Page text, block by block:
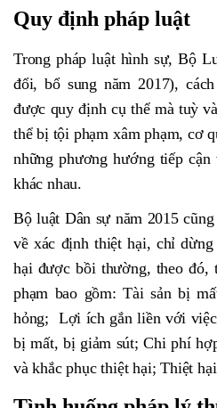
Quy định pháp luật
Trong pháp luật hình sự, Bộ
đổi, bổ sung năm 2017),
được quy định cụ thể mà tuỳ
thể bị tội phạm xâm phạm, cơ
những phương hướng tiếp
khác nhau.
Bộ luật Dân sự năm 2015
về xác định thiệt hại, chỉ
hại được bồi thường, theo đó,
phạm bao gồm: Tài sản bị
hỏng; Lợi ích gắn liền với
bị mất, bị giảm sút; Chi phí
và khắc phục thiệt hại; Thiệt